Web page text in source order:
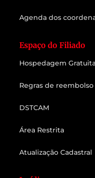
Agenda dos
Espaço do Filiado
Hospedagem
Regras de reembolso
DSTCAM
Área Restrita
Atualização Cadastral